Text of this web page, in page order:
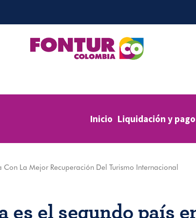
Inicio Liquidación y
La Mejor Recuperación Del Turismo Internacional
es el segundo país